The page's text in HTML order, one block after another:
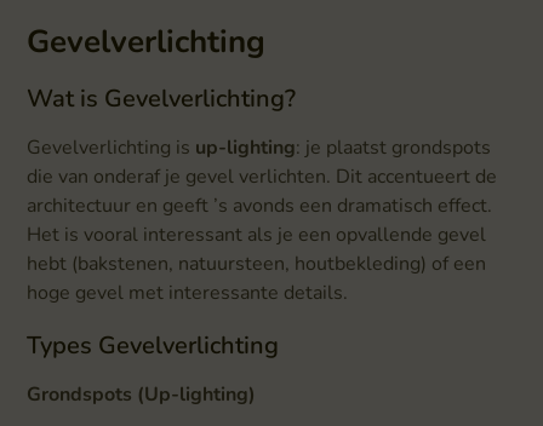
Gevelverlichting
Wat is Gevelverlichting?
Gevelverlichting is up-lighting: je plaatst grondspots
die van onderaf je gevel verlichten. Dit accentueert de
architectuur en geeft ’s avonds een dramatisch effect.
Het is vooral interessant als je een opvallende gevel
hebt (bakstenen, natuursteen, houtbekleding) of een
hoge gevel met interessante details.
Types Gevelverlichting
Grondspots (Up-lighting)